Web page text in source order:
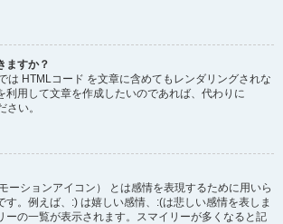
ますか？
は HTMLコード を文章に含めてもレンダリングされな
利用して文章を作成したいのであれば、代わりに
さい。
ーションアイコン） とは感情を表現するために用いら
す。例えば、:) は嬉しい感情、:(は悲しい感情を表しま
ーの一覧が表示されます。スマイリーが多くなると記